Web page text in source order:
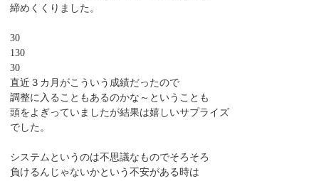
締めくくりました。
30
130
30
直近３カ月がこういう成績だったので
調整に入ることもあるのかな～ということも
頭をよぎっていましたが結果は嬉しいサプライズ
でした。
システムというのは不思議なものでそろそろ
負けるんじゃないかという不安がある時は